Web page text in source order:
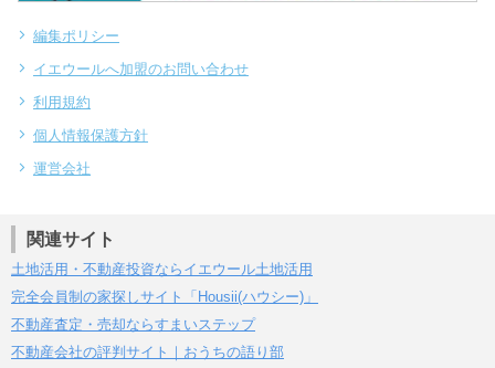
編集ポリシー
イエウールへ加盟のお問い合わせ
利用規約
個人情報保護方針
運営会社
関連サイト
土地活用・不動産投資ならイエウール土地活用
完全会員制の家探しサイト「Housii(ハウシー)」
不動産査定・売却ならすまいステップ
不動産会社の評判サイト｜おうちの語り部